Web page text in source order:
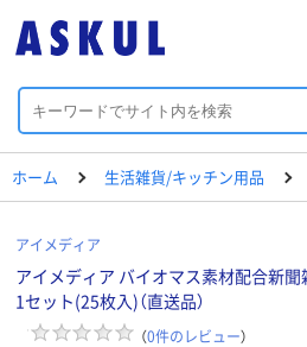
ホーム 生活雑貨/キッチン用品
アイメディア
アイメディア バイオマス素材配合新
1セット(25枚入)（直送品）
（0件のレビュー）